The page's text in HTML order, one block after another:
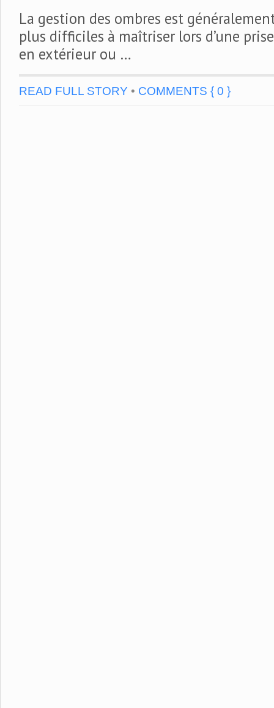
La gestion des ombres est
plus difficiles à maîtriser lors d’une
en extérieur ou …
READ FULL STORY • COMMENTS { 0 }